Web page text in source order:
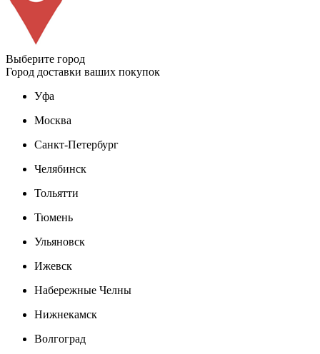
Выберите город
Город доставки ваших покупок
Уфа
Москва
Санкт-Петербург
Челябинск
Тольятти
Тюмень
Ульяновск
Ижевск
Набережные Челны
Нижнекамск
Волгоград